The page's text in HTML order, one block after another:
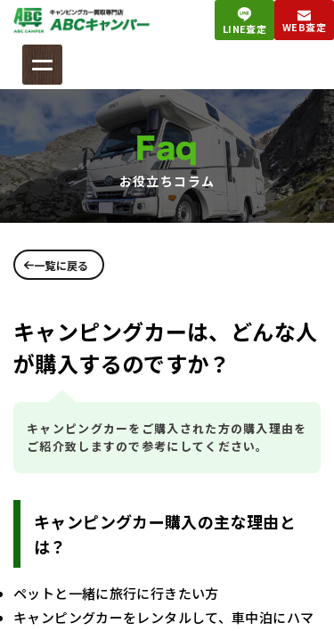
ス
キ
ッ
プ
LINE査定 WEB査定
Faq
お役立ちコラム
一覧に戻る
キャンピングカーは、どんな人
が購入するのですか？
キャンピングカーをご購入された方の購入理由を
ご紹介致しますので参考にしてください。
キャンピングカー購入の主な理由と
は？
ペットと一緒に旅行に行きたい方
キャンピングカーをレンタルして、車中泊にハマ